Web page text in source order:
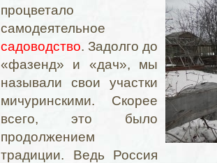
процветало
самодеятельное
садоводство. Задолго до
«фазенд» и «дач», мы
называли свои участки
мичуринскими. Скорее
всего, это было
продолжением
традиции. Ведь Россия